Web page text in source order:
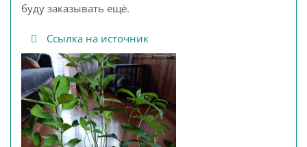
буду заказывать ещё.
Ссылка на источник